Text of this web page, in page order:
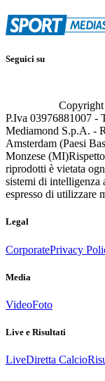
Seguici su
P.Iva 03976881007 -
Mediamond S.p.A. -
Amsterdam (Paesi
Monzese (MI)
riprodotti è vietata
sistemi di intelligenza
espresso di utilizzare
Legal
CorporatePrivacy
Media
VideoFoto
Live e Risultati
LiveDiretta Calcio